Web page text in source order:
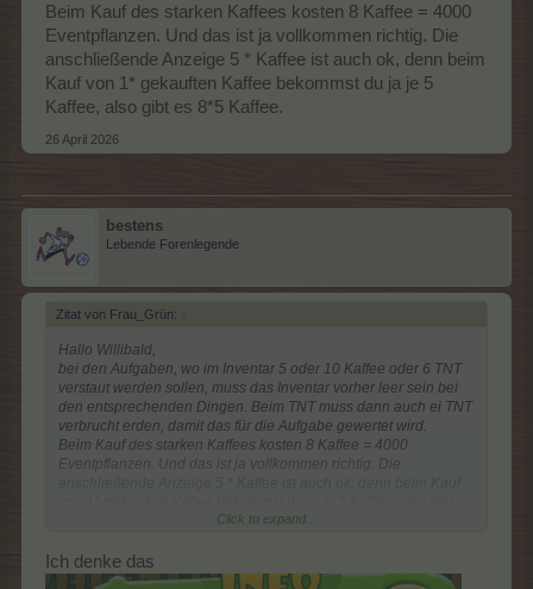
Beim Kauf des starken Kaffees kosten 8 Kaffee = 4000
Eventpflanzen. Und das ist ja vollkommen richtig. Die
anschließende Anzeige 5 * Kaffee ist auch ok, denn beim
Kauf von 1* gekauften Kaffee bekommst du ja je 5
Kaffee, also gibt es 8*5 Kaffee.
26 April 2026
bestens
Lebende Forenlegende
Zitat von Frau_Grün: ↑
Hallo Willibald,
bei den Aufgaben, wo im Inventar 5 oder 10 Kaffee oder 6 TNT
verstaut werden sollen, muss das Inventar vorher leer sein bei
den entsprechenden Dingen. Beim TNT muss dann auch ei TNT
verbrucht erden, damit das für die Aufgabe gewertet wird.
Beim Kauf des starken Kaffees kosten 8 Kaffee = 4000
Eventpflanzen. Und das ist ja vollkommen richtig. Die
Click to expand...
Ich denke das